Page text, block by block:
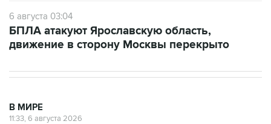
6 августа 03:04
БПЛА атакуют Ярославскую область,
движение в сторону Москвы перекрыто
В МИРЕ
11:33, 6 августа 2026